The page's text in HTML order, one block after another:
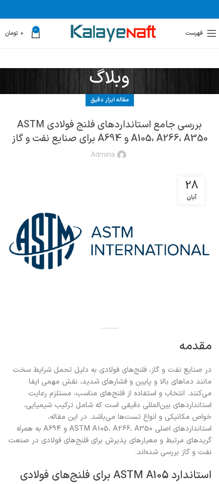
فهرست 0
0 تومان
وبلاگ
مقاله ابزار دقیق
بررسی جامع استانداردهای فلنج فولادی ASTM
A105، A266، A350 و A694 برای صنایع نفت و گاز
Admina
28
آبان
مقدمه
در صنایع نفت و گاز، فلنج‌های فولادی به دلیل تحمل شرایط سخت
مانند دماهای بالا و پایین و فشارهای شدید، نقش مهمی ایفا
می‌کنند. انتخاب و استفاده از فلنج‌های مناسب، مستلزم رعایت
استانداردهای بین‌المللی دقیقی است که شامل ترکیب شیمیایی،
خواص مکانیکی و انواع تست‌ها می‌باشد. در این مقاله،
استانداردهای اصلی ASTM A105، A266، A350 و A694 به همراه
گریدهای مرتبط و معیارهای پذیرش برای فلنج‌های فولادی در صنعت
نفت و گاز بررسی شده‌اند.
استاندارد ASTM A105 برای فلنج‌های فولادی